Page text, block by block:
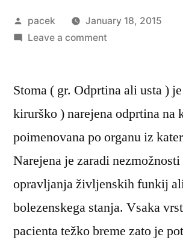
Posted
by
pacek
January 18, 2015
Leave a commenton
stomah
zdravstvena
nega
stom
Stoma ( gr. Odprtina ali usta )
kirurško ) narejena odprtina na
poimenovana po organu iz
Narejena je zaradi
opravljanja življenskih funkij
bolezenskega stanja. Vsaka
pacienta težko breme zato je